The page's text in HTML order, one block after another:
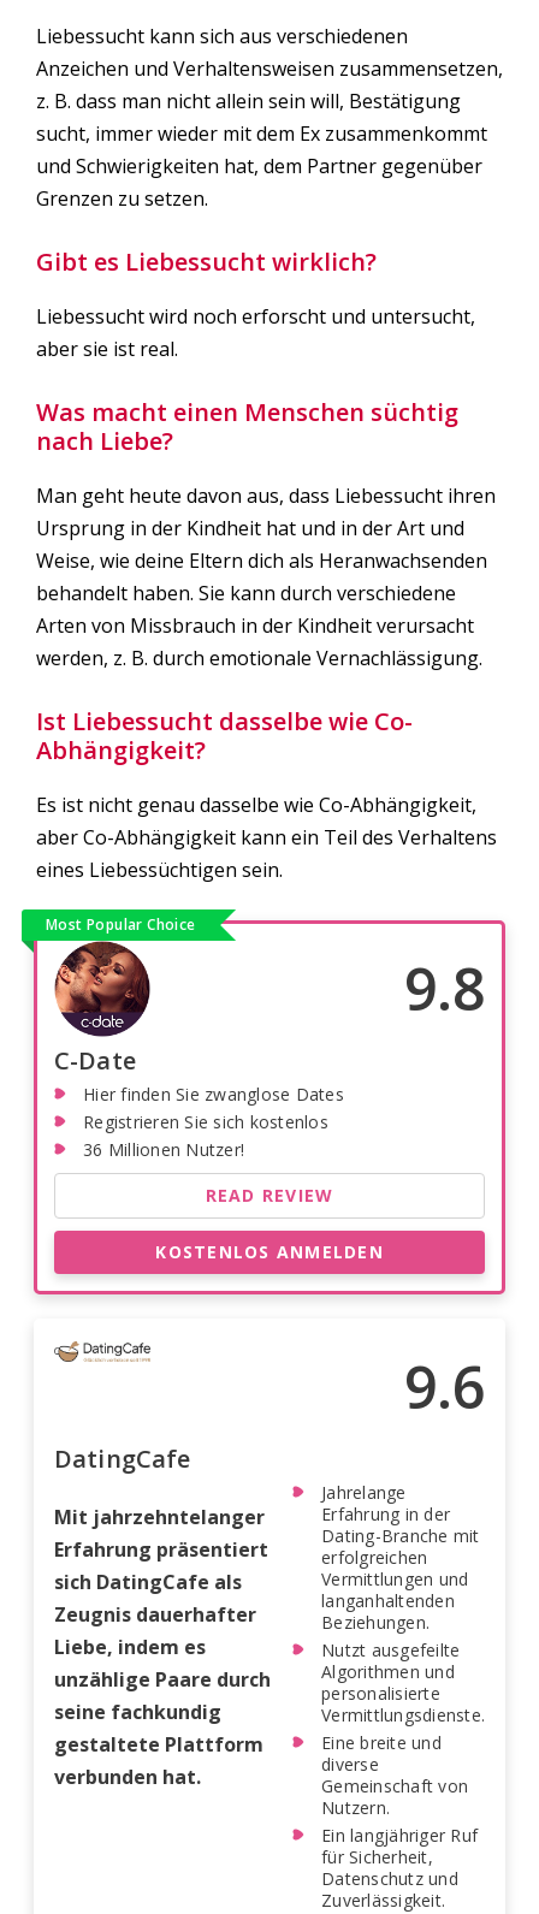
Liebessucht kann sich aus verschiedenen
Anzeichen und Verhaltensweisen zusammensetzen,
z. B. dass man nicht allein sein will, Bestätigung
sucht, immer wieder mit dem Ex zusammenkommt
und Schwierigkeiten hat, dem Partner gegenüber
Grenzen zu setzen.
Gibt es Liebessucht wirklich?
Liebessucht wird noch erforscht und untersucht,
aber sie ist real.
Was macht einen Menschen süchtig
nach Liebe?
Man geht heute davon aus, dass Liebessucht ihren
Ursprung in der Kindheit hat und in der Art und
Weise, wie deine Eltern dich als Heranwachsenden
behandelt haben. Sie kann durch verschiedene
Arten von Missbrauch in der Kindheit verursacht
werden, z. B. durch emotionale Vernachlässigung.
Ist Liebessucht dasselbe wie Co-
Abhängigkeit?
Es ist nicht genau dasselbe wie Co-Abhängigkeit,
aber Co-Abhängigkeit kann ein Teil des Verhaltens
eines Liebessüchtigen sein.
Most Popular Choice
9.8
C-Date
Hier finden Sie zwanglose Dates
Registrieren Sie sich kostenlos
36 Millionen Nutzer!
READ REVIEW
KOSTENLOS ANMELDEN
9.6
DatingCafe
Mit jahrzehntelanger
Erfahrung präsentiert
sich DatingCafe als
Zeugnis dauerhafter
Liebe, indem es
unzählige Paare durch
seine fachkundig
gestaltete Plattform
verbunden hat.
Jahrelange
Erfahrung in der
Dating-Branche mit
erfolgreichen
Vermittlungen und
langanhaltenden
Beziehungen.
Nutzt ausgefeilte
Algorithmen und
personalisierte
Vermittlungsdienste.
Eine breite und
diverse
Gemeinschaft von
Nutzern.
Ein langjähriger Ruf
für Sicherheit,
Datenschutz und
Zuverlässigkeit.